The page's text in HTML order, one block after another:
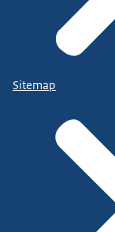
Sitemap